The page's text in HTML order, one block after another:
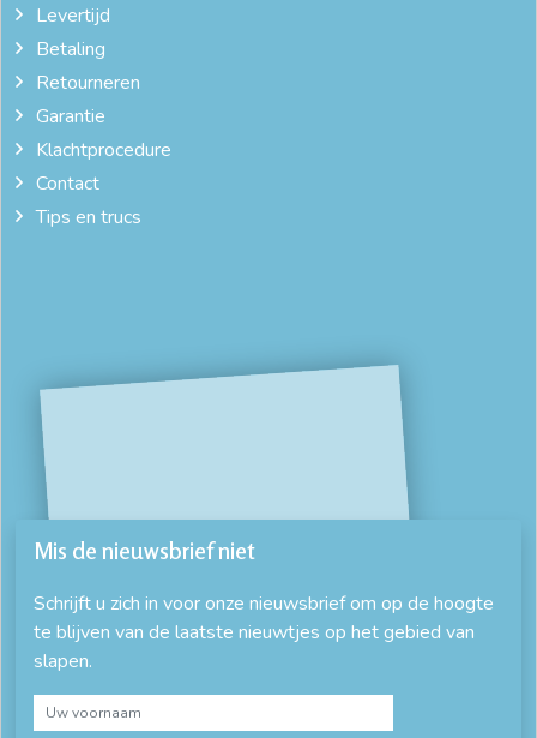
Levertijd
Betaling
Retourneren
Garantie
Klachtprocedure
Contact
Tips en trucs
Mis de nieuwsbrief niet
Schrijft u zich in voor onze nieuwsbrief om op de hoogte
te blijven van de laatste nieuwtjes op het gebied van
slapen.